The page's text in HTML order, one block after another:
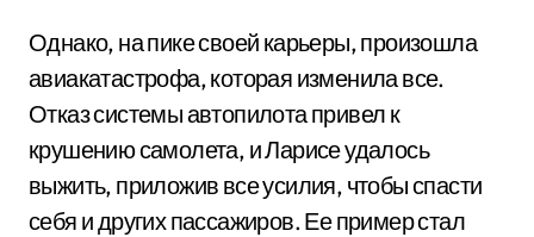
Однако, на пике своей карьеры, произошла
авиакатастрофа, которая изменила все.
Отказ системы автопилота привел к
крушению самолета, и Ларисе удалось
выжить, приложив все усилия, чтобы спасти
себя и других пассажиров. Ее пример стал